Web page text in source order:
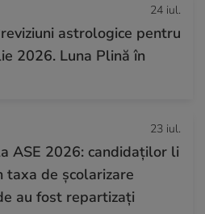
24 iul.
astrologice pentru
2026. Luna Plină în
23 iul.
ASE 2026: candidaților li
taxa de școlarizare
au fost repartizați